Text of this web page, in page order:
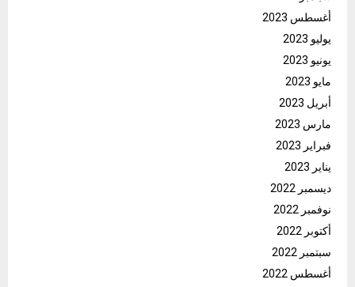
أغسطس 2023
يوليو 2023
يونيو 2023
مايو 2023
أبريل 2023
مارس 2023
فبراير 2023
يناير 2023
ديسمبر 2022
نوفمبر 2022
أكتوبر 2022
سبتمبر 2022
أغسطس 2022